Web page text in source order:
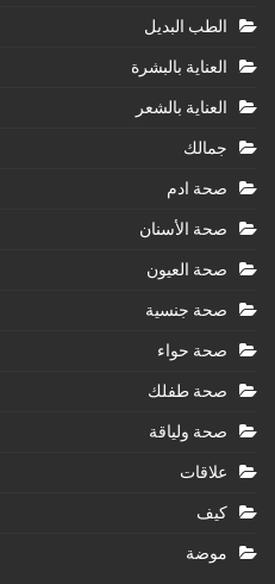
الطب البديل
العناية بالبشرة
العناية بالشعر
جمالك
صحة ادم
صحة الأسنان
صحة العيون
صحة جنسية
صحة حواء
صحة طفلك
صحة ولياقة
علاقات
كيف
موضة